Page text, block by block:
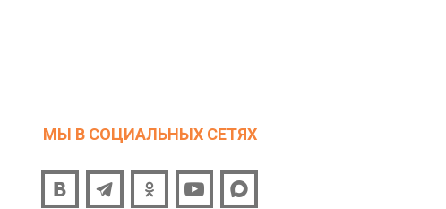
МЫ В СОЦИАЛЬНЫХ СЕТЯХ